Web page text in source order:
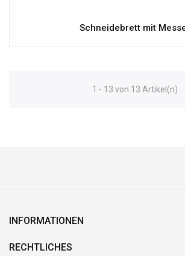
Schneidebrett mit
1 - 13 von 13 Artikel(n)
INFORMATIONEN
RECHTLICHES